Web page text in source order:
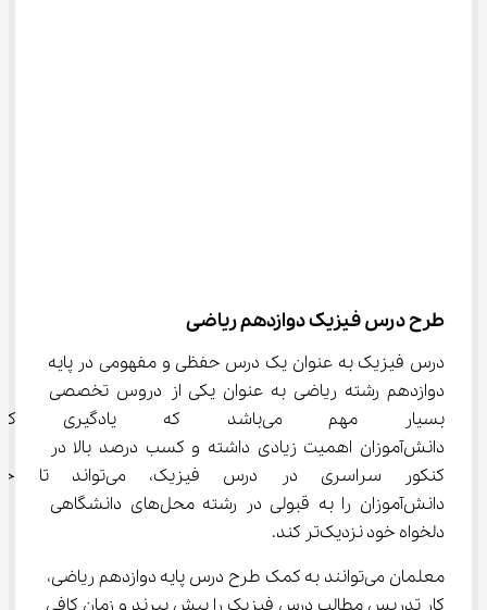
طرح درس فیزیک دوازدهم ریاضی
درس فیزیک به عنوان یک درس حفظی و مفهومی در پایه
دوازدهم رشته ریاضی به عنوان یکی از دروس تخصصی
بسیار مهم می‌باشد که
دانش‌آموزان اهمیت زیادی داشته و کسب درصد بالا در
کنکور سراسری در درس
دانش‌آموزان را به قبولی در رشته محل‌های دانشگاهی
دلخواه خود نزدیک‌تر کند.
معلمان می‌توانند به کمک طرح درس پایه دوازدهم ریاضی،